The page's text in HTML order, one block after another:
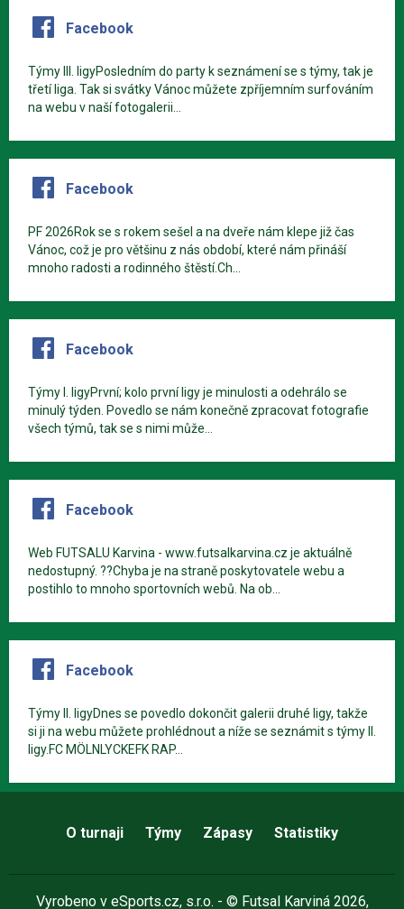
Facebook
Týmy III. ligyPosledním do party k seznámení se s týmy, tak je
třetí liga. Tak si svátky Vánoc můžete zpříjemním surfováním
na webu v naší fotogalerii...
Facebook
PF 2026Rok se s rokem sešel a na dveře nám klepe již čas
Vánoc, což je pro většinu z nás období, které nám přináší
mnoho radosti a rodinného štěstí.Ch...
Facebook
Týmy I. ligyPrvní; kolo první ligy je minulosti a odehrálo se
minulý týden. Povedlo se nám konečně zpracovat fotografie
všech týmů, tak se s nimi může...
Facebook
Web FUTSALU Karvina - www.futsalkarvina.cz je aktuálně
nedostupný. ??Chyba je na straně poskytovatele webu a
postihlo to mnoho sportovních webů. Na ob...
Facebook
Týmy II. ligyDnes se povedlo dokončit galerii druhé ligy, takže
si ji na webu můžete prohlédnout a níže se seznámit s týmy II.
ligy.FC MÖLNLYCKEFK RAP...
O turnaji Týmy Zápasy Statistiky
Vyrobeno v eSports.cz, s.r.o. - © Futsal Karviná 2026,